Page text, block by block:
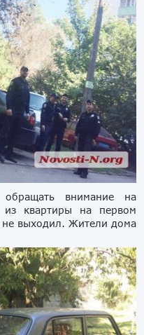
внимание на
квартиры на первом
не выходил. Жители дома